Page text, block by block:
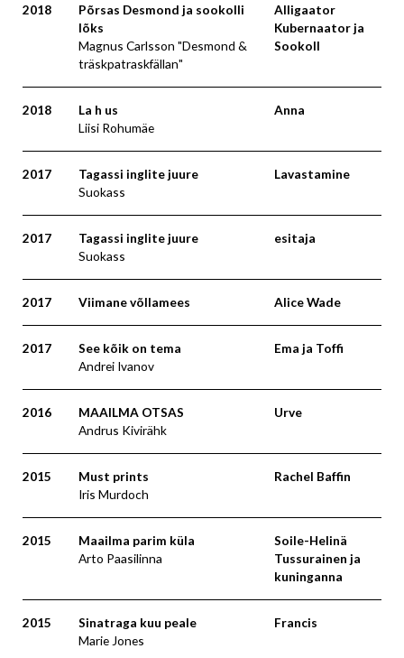
2018
Põrsas Desmond ja sookolli
lõks
Magnus Carlsson "Desmond &
träskpatraskfällan"
Alligaator
Kubernaator ja
Sookoll
2018
La h us
Liisi Rohumäe
Anna
2017
Tagassi inglite juure
Suokass
Lavastamine
2017
Tagassi inglite juure
Suokass
esitaja
2017 Viimane võllamees Alice Wade
2017
See kõik on tema
Andrei Ivanov
Ema ja Toffi
2016
MAAILMA OTSAS
Andrus Kivirähk
Urve
2015
Must prints
Iris Murdoch
Rachel Baffin
2015
Maailma parim küla
Arto Paasilinna
Soile-Helinä
Tussurainen ja
kuninganna
2015
Sinatraga kuu peale
Marie Jones
Francis